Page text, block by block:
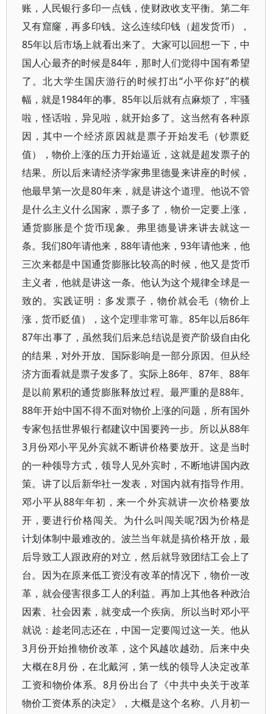
账，人民银行多印一点钱，使财政收支平衡。第二年
又有窟窿，再多印钱。这么连续印钱（超发货币），
85年以后市场上就看出来了。大家可以回想一下，中
国人心最齐的时候是84年，那时人们觉得中国有希望
了。北大学生国庆游行的时候打出“小平你好”的横
幅，就是1984年的事。85年以后就有点麻烦了，牢骚
啦，怪话啦，异见啦，就开始多了。这当然有各种原
因，其中一个经济原因就是票子开始发毛（钞票贬
值），物价上涨的压力开始逼近，这就是超发票子的
结果。所以后来请经济学家弗里德曼来讲座的时候，
他最早第一次是80年来，就是讲这个道理。他说不管
是什么主义什么国家，票子多了，物价一定要上涨，
通货膨胀是个货币现象。弗里德曼讲来讲去就这一
条。我们80年请他来，88年请他来，93年请他来，他
三次来都是中国通货膨胀比较高的时候，他又是货币
主义者，他就是讲这一条。他认为这个规律全球是一
致的。实践证明：多发票子，物价就会毛（物价上
涨，货币贬值），这个定理非常可靠。85年以后86年
87年出事了，虽然我们后来总结说是资产阶级自由化
的结果，对外开放、国际影响是一部分原因。但从经
济方面看就是票子发多了。实际上86年、87年、88年
是以前累积的通货膨胀释放过程。最严重的是88年。
88年开始中国不得不面对物价上涨的问题，所有国外
专家包括世界银行都建议中国要跨一步。所以从88年
3月份邓小平见外宾就不断讲价格要放开。这是当时
的一种领导方式，领导人见外宾时，不断地讲国内政
策。讲了以后新华社一发表，对国内就有指导作用。
邓小平从88年年初，来一个外宾就讲一次价格要放
开，要进行价格闯关。为什么叫闯关呢?因为价格是
计划体制中最难改的。波兰当年就是搞价格开放，最
后导致工人跟政府的对立，然后就导致团结工会上了
台。因为在原来低工资没有改革的情况下，物价一改
革，就会侵害很多工人的利益。再加上其他各种政治
因素、社会因素，就变成一个疾病。所以当时邓小平
就说：趁老同志还在，中国一定要闯过这一关。他从
3月份开始推物价改革，这个风越吹越劲。后来中央
大概在8月份，在北戴河，第一线的领导人决定改革
工资和物价体系。8月份出台了《中共中央关于改革
物价工资体系的决定》，大概是这个名称。八月初一